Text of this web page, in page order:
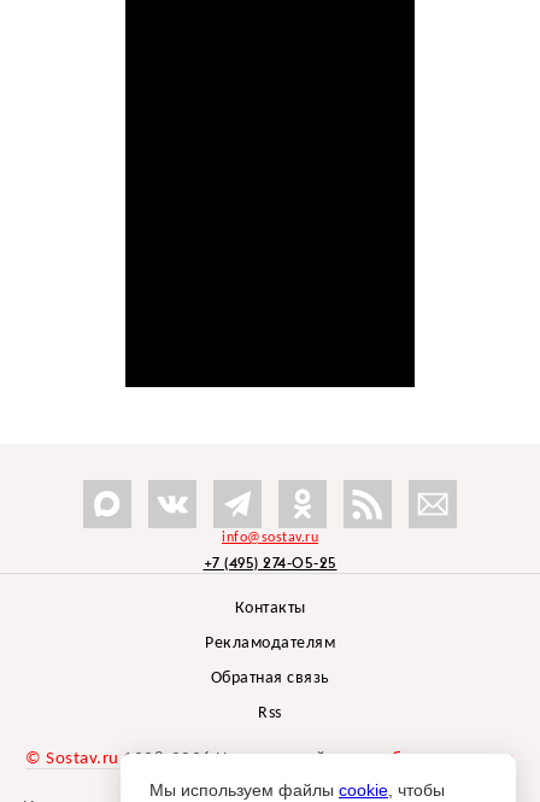
info@sostav.ru
+7 (495) 274-05-25
Контакты
Рекламодателям
Обратная связь
Rss
© Sostav.ru 1998-2026 Независимый проектбрендингового
агентства Depot
Мы используем файлы cookie , чтобы